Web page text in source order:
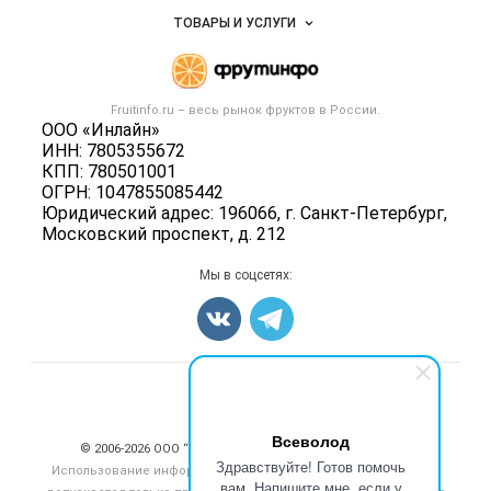
Всеволод
Здравствуйте! Готов помочь
Fruitinfo.ru – весь рынок фруктов в России.
ООО «Инлайн»
ИНН: 7805355672
КПП: 780501001
ОГРН: 1047855085442
Юридический адрес: 196066, г. Санкт-Петербург,
Московский проспект, д. 212
Размещение рекламы
Публичная оферта
Контактная информация
Политика обработки персональных данных
Объявления
Новости рынка
ТОВАРЫ И УСЛУГИ
Готовая продукция
Фрукты
Грибы
Оборудование
Карта объявлений
Мы в соцсетях:
© 2006‑2026 ООО “Инлайн”. 12+ Все права защищены.
Использование информации, размещенной на данном сайте,